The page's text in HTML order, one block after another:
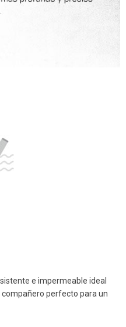
e impermeable ideal
compañero perfecto para un